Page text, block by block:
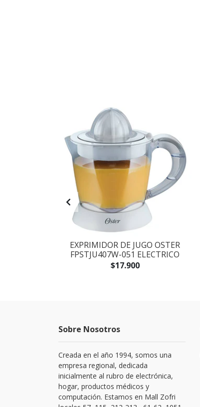
EXPRIMIDOR DE JUGO OSTER
FPSTJU407W-051 ELECTRICO
$17.900
Sobre Nosotros
Creada en el año 1994, somos una
empresa regional, dedicada
inicialmente al rubro de electrónica,
hogar, productos médicos y
computación. Estamos en Mall Zofri